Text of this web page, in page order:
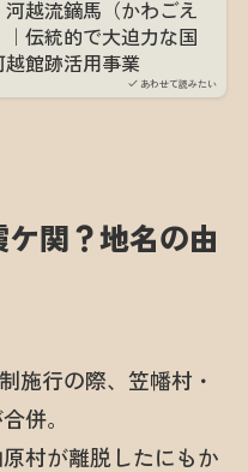
あわせて読みたい
河越流鏑馬（かわごえ
伝統的で大迫力な国
館跡活用事業
関？地名の由
施行の際、笠幡村・
併。
村が離脱したにもか